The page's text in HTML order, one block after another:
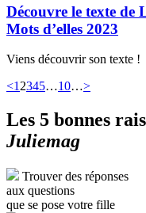
Découvre le texte de
Mots d’elles 2023
Viens découvrir son texte !
<1 2345…10…>
Les 5 bonnes
Juliemag
Trouver des réponses
aux questions
que se pose votre fille